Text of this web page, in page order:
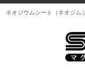
ネオジウムシート（ネオジ